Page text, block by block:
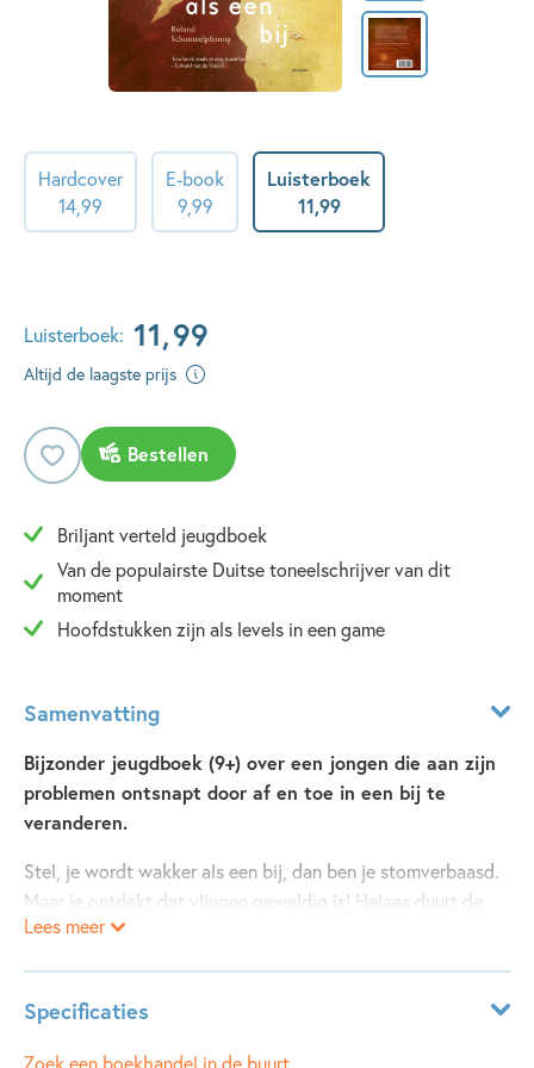
Hardcover
14,99
E-book
9,99
Luisterboek
11,99
Luisterboek: 11,99
Altijd de laagste prijs
Bestellen
Briljant verteld jeugdboek
Van de populairste Duitse toneelschrijver van dit
moment
Hoofdstukken zijn als levels in een game
Samenvatting
Bijzonder jeugdboek (9+) over een jongen die aan zijn
problemen ontsnapt door af en toe in een bij te
veranderen.
Stel, je wordt wakker als een bij, dan ben je stomverbaasd.
Maar je ontdekt dat vliegen geweldig is! Helaas duurt de
betovering maar even en voor je het weet ben je weer
gaan zonder je chagrijnige ouders wakker te maken: level
gehaald! Aan je boze juf ontsnappen door weer in een bij te
Lees meer
Specificaties
Leeftijdsindicatie: 10 - 13 jaar
Zoek een boekhandel in de buurt